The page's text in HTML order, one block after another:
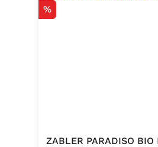
Rabatt
%
ZABLER PARADISO BIO